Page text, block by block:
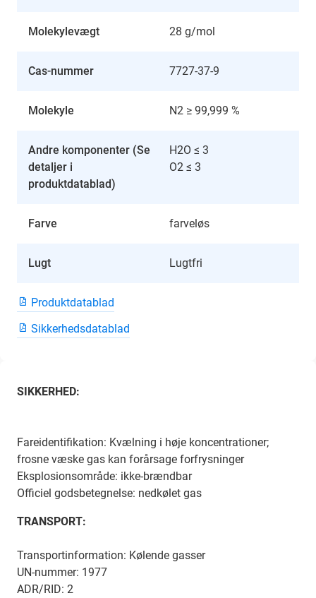
Molekylevægt 28 g/mol
Cas-nummer 7727-37-9
Molekyle N2 ≥ 99,999 %
Andre komponenter (Se
detaljer i
produktdatablad)
H2O ≤ 3
O2 ≤ 3
Farve farveløs
Lugt Lugtfri
Produktdatablad
Sikkerhedsdatablad
SIKKERHED:
Fareidentifikation: Kvælning i høje koncentrationer;
frosne væske gas kan forårsage forfrysninger
Eksplosionsområde: ikke-brændbar
Officiel godsbetegnelse: nedkølet gas
TRANSPORT:
Transportinformation: Kølende gasser
UN-nummer: 1977
ADR/RID: 2